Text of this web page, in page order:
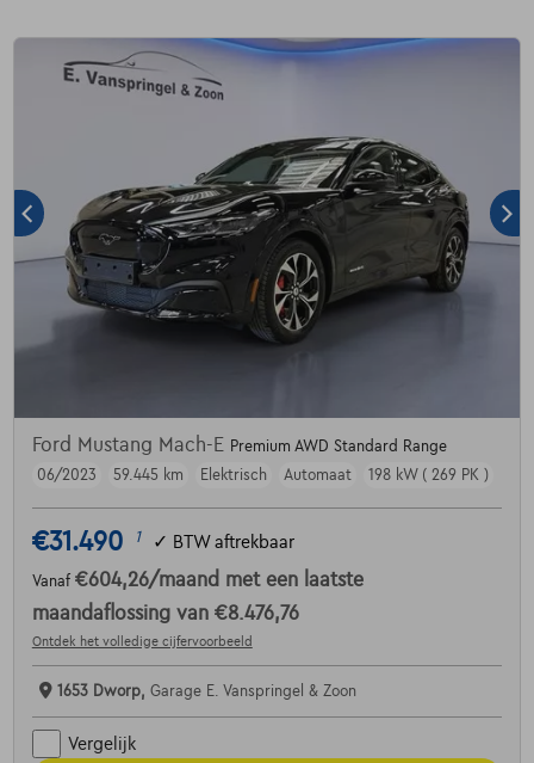
Ford Mustang Mach-E Premium AWD Standard Range
06/2023
59.445 km Elektrisch Automaat 198 kW ( 269 PK )
€31.490 1 ✓ BTW aftrekbaar
Vanaf €604,26/maand met een laatste
maandaflossing van €8.476,76
Ontdek het volledige cijfervoorbeeld
1653 Dworp, Garage E. Vanspringel & Zoon
Vergelijk